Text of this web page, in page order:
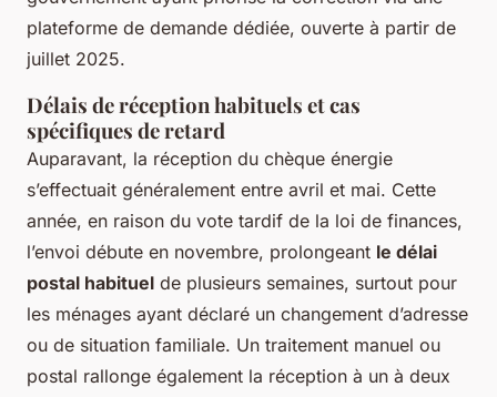
plateforme de demande dédiée, ouverte à partir de
juillet 2025.
Délais de réception habituels et cas
spécifiques de retard
Auparavant, la réception du chèque énergie
s’effectuait généralement entre avril et mai. Cette
année, en raison du vote tardif de la loi de finances,
l’envoi débute en novembre, prolongeant le délai
postal habituel de plusieurs semaines, surtout pour
les ménages ayant déclaré un changement d’adresse
ou de situation familiale. Un traitement manuel ou
postal rallonge également la réception à un à deux